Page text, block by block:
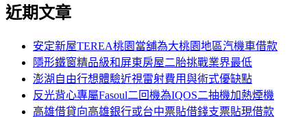
章:
關
近期文章
安定新屋TEREA桃園當舖為大桃園地區汽機車借款
隱形鐵窗精品級和屏東房屋二胎挑戰業界最低
澎湖自由行想體驗近視雷射費用與術式優缺點
反光背心專屬Fasoul二回機為IQOS二抽機加熱煙機
高雄借貸向高雄銀行或台中票貼借錢支票貼現借款